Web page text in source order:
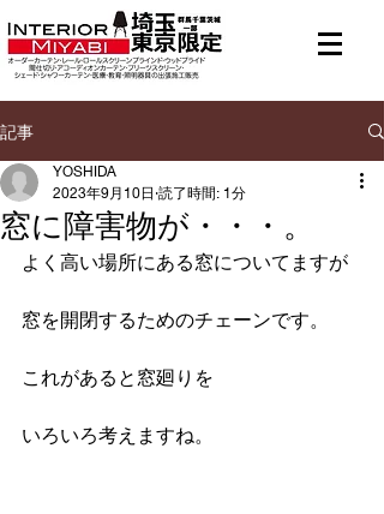
記事
窓に障害物が・・・。
YOSHIDA
2023年9月10日 読了時間: 1分
よく高い場所にある窓についてますが
窓を開閉するためのチェーンです。
これがあると窓廻りを
いろいろ考えますね。